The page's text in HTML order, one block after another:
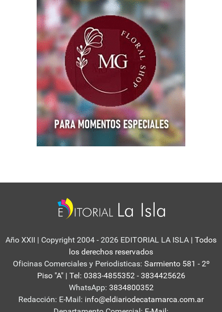
Año XXII | Copyright 2004 - 2026 EDITORIAL LA ISLA | Todos
los derechos reservados
Oficinas Comerciales y Periodisticas: Sarmiento 581 - 2º
Piso "A" | Tel: 0383-4855352 - 3834425626
WhatsApp: 3834800352
Redacción: E-Mail: info@eldiariodecatamarca.com.ar